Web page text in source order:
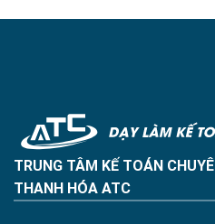
TRUNG TÂM KẾ TOÁN
THANH HÓA ATC